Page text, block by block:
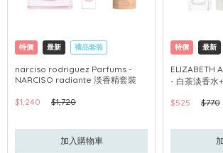
特價 最新 禮品套裝
網購店取
narciso rodriguez Parfums -
NARCISO radiante 淡香精套裝
$1,240 $1,720
加入購物車
特價 最新
網購店取
ELIZABETH
- 白茶淡香水
$525
$770